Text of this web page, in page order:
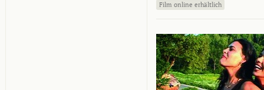
Film online erhältlich